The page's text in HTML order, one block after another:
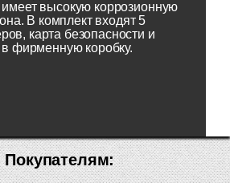
высокую коррозионную
В комплект входят 5
карта безопасности и
фирменную коробку.
Покупателям: